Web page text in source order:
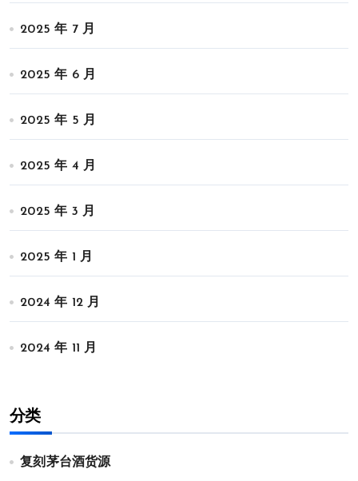
2025 年 7 月
2025 年 6 月
2025 年 5 月
2025 年 4 月
2025 年 3 月
2025 年 1 月
2024 年 12 月
2024 年 11 月
分类
复刻茅台酒货源